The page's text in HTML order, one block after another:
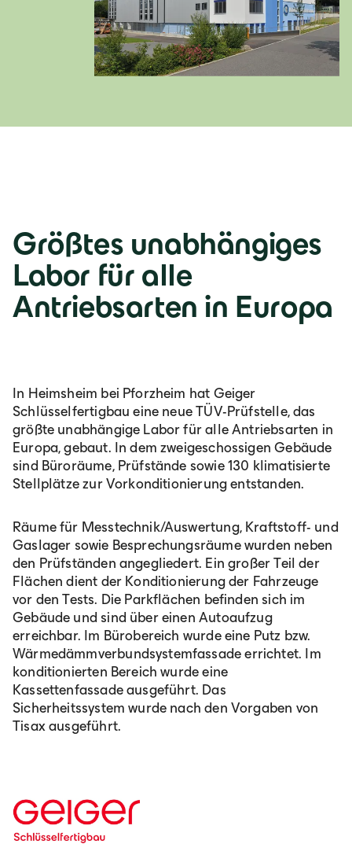
Größtes unabhängiges
Labor für alle
Antriebsarten in Europa
In Heimsheim bei Pforzheim hat Geiger
Schlüsselfertigbau eine neue TÜV-Prüfstelle, das
größte unabhängige Labor für alle Antriebsarten in
Europa, gebaut. In dem zweigeschossigen Gebäude
sind Büroräume, Prüfstände sowie 130 klimatisierte
Stellplätze zur Vorkonditionierung entstanden.
Räume für Messtechnik/Auswertung, Kraftstoff- und
Gaslager sowie Besprechungsräume wurden neben
den Prüfständen angegliedert. Ein großer Teil der
Flächen dient der Konditionierung der Fahrzeuge
vor den Tests. Die Parkflächen befinden sich im
Gebäude und sind über einen Autoaufzug
erreichbar. Im Bürobereich wurde eine Putz bzw.
Wärmedämmverbundsystemfassade errichtet. Im
konditionierten Bereich wurde eine
Kassettenfassade ausgeführt. Das
Sicherheitssystem wurde nach den Vorgaben von
Tisax ausgeführt.
Italia
Italiano